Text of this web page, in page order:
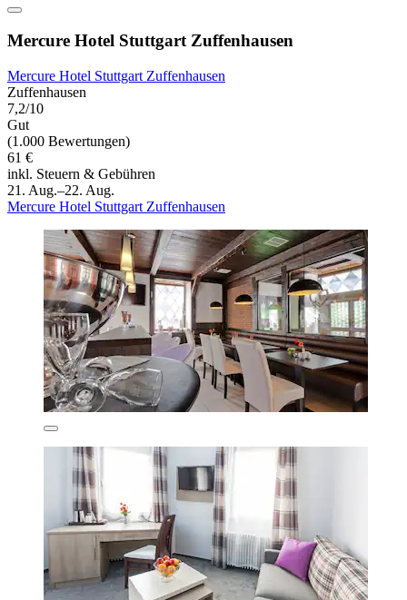
Mercure Hotel Stuttgart Zuffenhausen
Mercure Hotel Stuttgart Zuffenhausen
Zuffenhausen
7,2/10
Gut
(1.000 Bewertungen)
61 €
inkl. Steuern & Gebühren
21. Aug.–22. Aug.
Mercure Hotel Stuttgart Zuffenhausen